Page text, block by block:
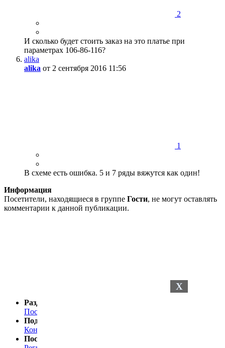
X
2
И сколько будет стоить заказ на это платье при
параметрах 106-86-116?
alika
alika от 2 сентября 2016 11:56
1
В схеме есть ошибка. 5 и 7 ряды вяжутся как один!
Информация
Посетители, находящиеся в группе Гости, не могут оставлять
комментарии к данной публикации.
Разделы сайта
Последние новости
Поддержка
Контакты
Посетителю